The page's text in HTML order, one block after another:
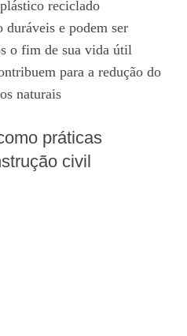
reciclado
duráveis e podem ser
o fim de sua vida útil
para a redução do
naturais
práticas
civil